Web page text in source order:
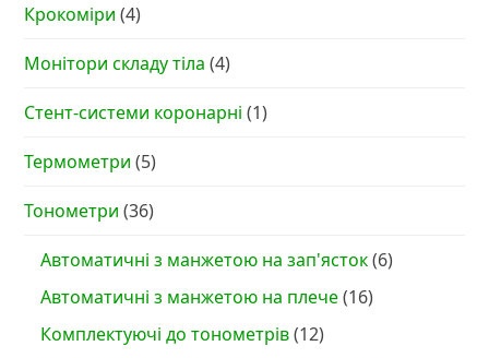
Крокоміри (4)
Монітори складу тіла (4)
Стент-системи коронарні (1)
Термометри (5)
Тонометри (36)
Автоматичні з манжетою на зап'ясток (6)
Автоматичні з манжетою на плече (16)
Комплектуючі до тонометрів (12)